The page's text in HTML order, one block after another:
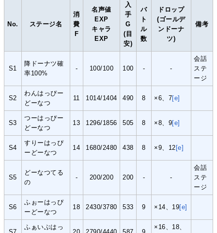
No. ステージ名
消
費
F
名声値
EXP
キャラ
EXP
入
手
G
(目
安)
バ
ト
ル
数
ドロップ
(ゴールデ
ンドーナ
ツ)
備考
S1
降ドーナツ確
率100%
- 100/100 100 - -
会話
ステ
ージ
S2
わんはっぴー
どーなつ
11 1014/1404 490 8 ×6、7[e]
S3
つーはっぴー
どーなつ
13 1296/1856 505 8 ×8、9[e]
S4
すりーはっぴ
ーどーなつ
14 1680/2480 438 8 ×9、12 [e]
S5
どーなつてる
の
- 200/200 200 - -
会話
ステ
ージ
S6
ふぉーはっぴ
ーどーなつ
18 2430/3780 533 9 ×14、19[e]
ふぁいぶはっ
×16、18、